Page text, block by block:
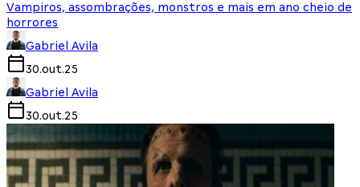
Vampiros, assombrações, monstros e mais em ano cheio de
horrores
Gabriel Avila
30.out.25
Gabriel Avila
30.out.25